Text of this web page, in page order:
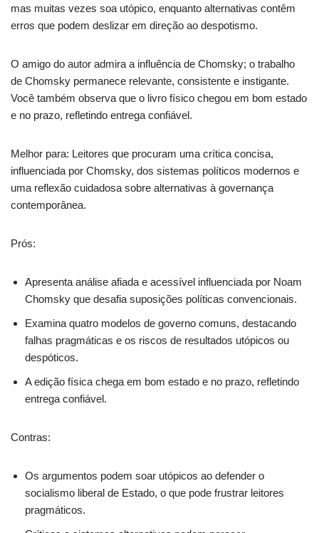
mas muitas vezes soa utópico, enquanto alternativas contêm
erros que podem deslizar em direção ao despotismo.
O amigo do autor admira a influência de Chomsky; o trabalho
de Chomsky permanece relevante, consistente e instigante.
Você também observa que o livro físico chegou em bom estado
e no prazo, refletindo entrega confiável.
Melhor para: Leitores que procuram uma crítica concisa,
influenciada por Chomsky, dos sistemas políticos modernos e
uma reflexão cuidadosa sobre alternativas à governança
contemporânea.
Prós:
Apresenta análise afiada e acessível influenciada por Noam
Chomsky que desafia suposições políticas convencionais.
Examina quatro modelos de governo comuns, destacando
falhas pragmáticas e os riscos de resultados utópicos ou
despóticos.
A edição física chega em bom estado e no prazo, refletindo
entrega confiável.
Contras:
Os argumentos podem soar utópicos ao defender o
socialismo liberal de Estado, o que pode frustrar leitores
pragmáticos.